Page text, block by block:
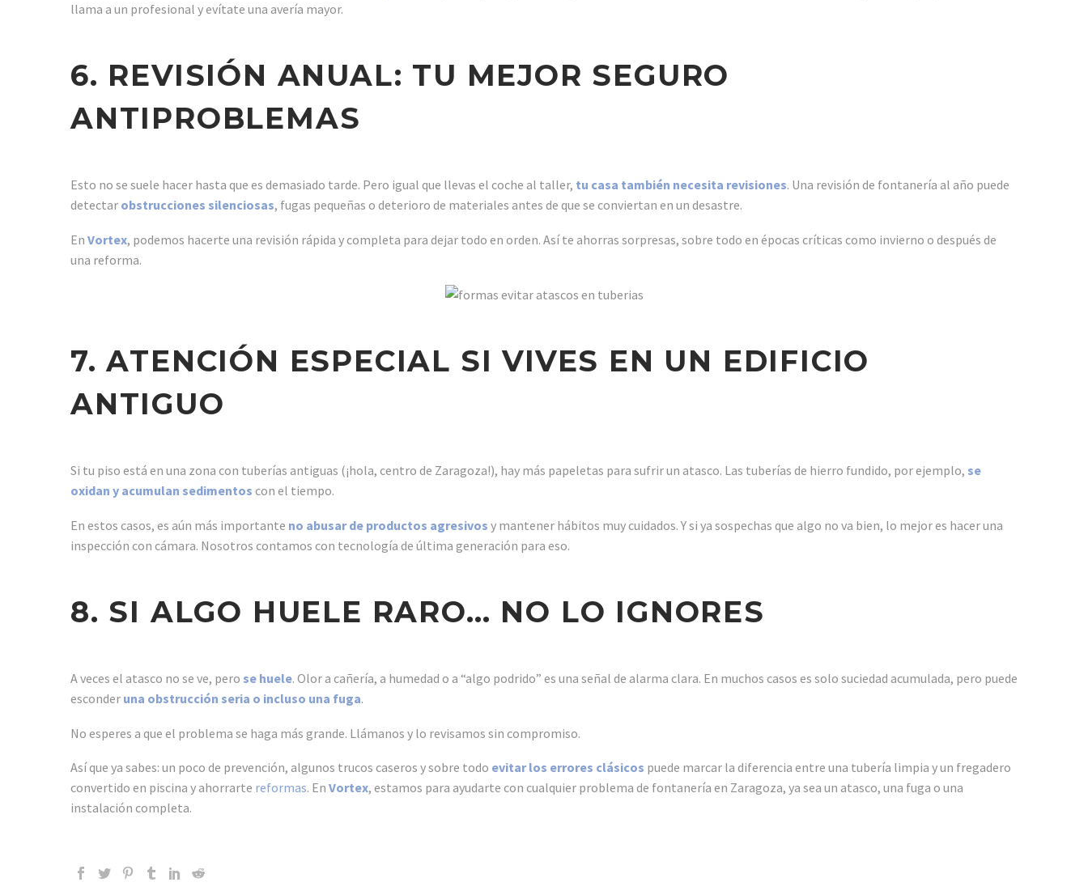
llama a un profesional y evítate una avería mayor.
6. REVISIÓN ANUAL: TU MEJOR SEGURO
ANTIPROBLEMAS
Esto no se suele hacer hasta que es demasiado tarde. Pero igual que llevas el coche al taller, tu casa también necesita revisiones. Una revisión de fontanería al año puede
detectar obstrucciones silenciosas, fugas pequeñas o deterioro de materiales antes de que se conviertan en un desastre.
En Vortex, podemos hacerte una revisión rápida y completa para dejar todo en orden. Así te ahorras sorpresas, sobre todo en épocas críticas como invierno o después de
una reforma.
7. ATENCIÓN ESPECIAL SI VIVES EN UN EDIFICIO
ANTIGUO
Si tu piso está en una zona con tuberías antiguas (¡hola, centro de Zaragoza!), hay más papeletas para sufrir un atasco. Las tuberías de hierro fundido, por ejemplo, se
oxidan y acumulan sedimentos con el tiempo.
En estos casos, es aún más importante no abusar de productos agresivos y mantener hábitos muy cuidados. Y si ya sospechas que algo no va bien, lo mejor es hacer una
inspección con cámara. Nosotros contamos con tecnología de última generación para eso.
8. SI ALGO HUELE RARO… NO LO IGNORES
A veces el atasco no se ve, pero se huele. Olor a cañería, a humedad o a “algo podrido” es una señal de alarma clara. En muchos casos es solo suciedad acumulada, pero puede
esconder una obstrucción seria o incluso una fuga.
No esperes a que el problema se haga más grande. Llámanos y lo revisamos sin compromiso.
Así que ya sabes: un poco de prevención, algunos trucos caseros y sobre todo evitar los errores clásicos puede marcar la diferencia entre una tubería limpia y un fregadero
convertido en piscina y ahorrarte reformas. En Vortex, estamos para ayudarte con cualquier problema de fontanería en Zaragoza, ya sea un atasco, una fuga o una
instalación completa.